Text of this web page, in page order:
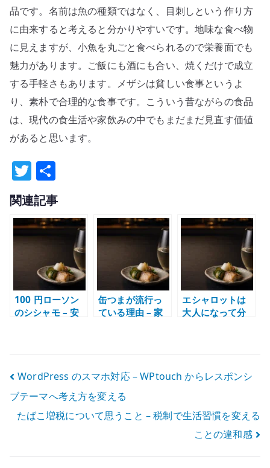
品です。名前は魚の種類ではなく、目刺しという作り方
に由来すると考えると分かりやすいです。地味な食べ物
に見えますが、小魚を丸ごと食べられるので栄養面でも
魅力があります。ご飯にも酒にも合い、焼くだけで成立
する手軽さもあります。メザシは貧しい食事というよ
り、素朴で合理的な食事です。こういう昔ながらの食品
は、現代の食生活や家飲みの中でもまだまだ見直す価値
があると思います。
T
w
it
te
r
有
関連記事
100 円ローソン
のシシャモ – 安
缶つまが流行っ
ている理由 – 家
エシャロットは
大人になって分
投
稿
ナ
ビ
WordPress のスマホ対応 – WPtouch からレスポンシ
ブテーマへ考え方を変える
たばこ増税について思うこと – 税制で生活習慣を変える
ことの違和感